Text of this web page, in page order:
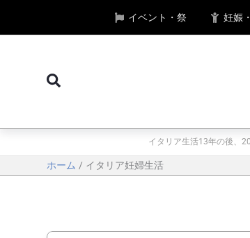
イベント・祭 妊娠
検
イタリア生活13年の後、
ホーム イタリア妊婦生活